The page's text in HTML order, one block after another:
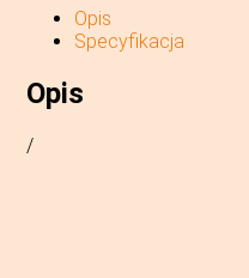
Opis
Specyfikacja
Opis
/